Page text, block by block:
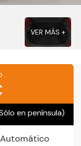
VER MÁS +
en península)
Automático